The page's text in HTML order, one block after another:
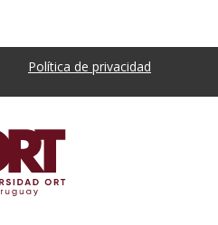
Política de privacidad